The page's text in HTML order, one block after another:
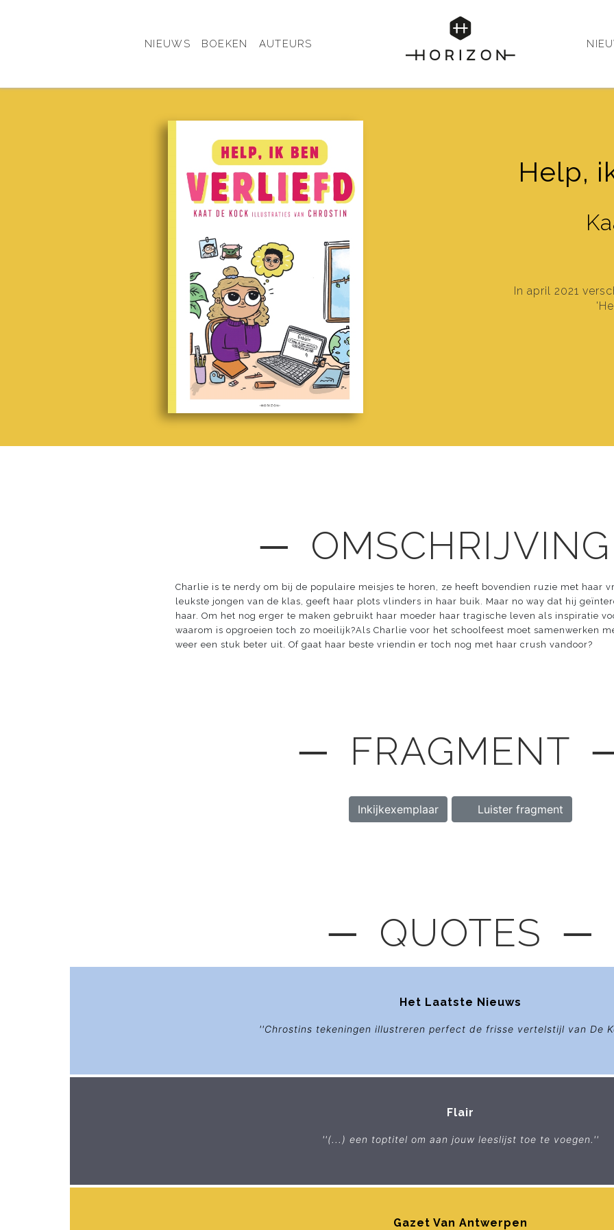
NIEUWS BOEKEN AUTEURS
Help,
In april 2021
─
Charlie is te nerdy om bij de populaire meisjes te horen, ze heeft bovendien ruzie met haar
leukste jongen van de klas, geeft haar plots vlinders in haar buik. Maar no way dat hij
haar. Om het nog erger te maken gebruikt haar moeder haar tragische leven als inspiratie
waarom is opgroeien toch zo moeilijk?Als Charlie voor het schoolfeest moet samenwerken
weer een stuk beter uit. Of gaat haar beste vriendin er toch nog met haar crush vandoor?
─ FRAGMENT
Inkijkexemplaar Luister fragment
─ QUOTES ─
Het Laatste Nieuws
''Chrostins tekeningen illustreren perfect de frisse vertelstijl van De
Flair
''(...) een toptitel om aan jouw leeslijst toe te voegen.''
Gazet Van Antwerpen